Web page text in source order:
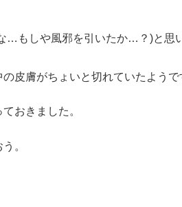
…もしや風邪を引いたか…？)と思
皮膚がちょいと切れていたようで
おきました。
。